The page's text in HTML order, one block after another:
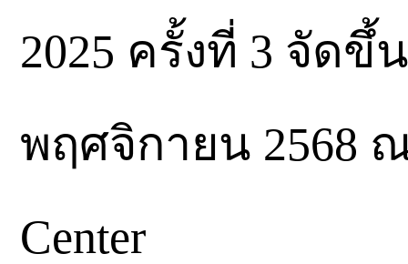
2025 ครั้งที่ 3 จัดขึ้
พฤศจิกายน 2568 ณ
Center